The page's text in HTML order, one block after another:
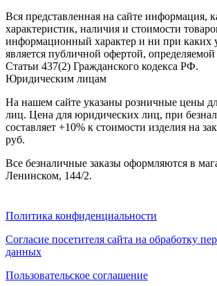
+7
812
647-
90-
72
spb.ru
Заказать
звонок
Вся представленная на сайте информация,
характеристик, наличия и стоимости
информационный характер и ни при каких
является публичной офертой,
Статьи 437(2) Гражданского кодекса РФ.
Юридическим лицам
На нашем сайте указаны розничные цены
лиц. Цена для юридических лиц, при
составляет +10% к стоимости изделия на
руб.
Все безналичные заказы оформляются в
Ленинском, 144/2.
Политика конфиденциальности
Согласие посетителя сайта на обработку
данных
Пользовательское соглашение